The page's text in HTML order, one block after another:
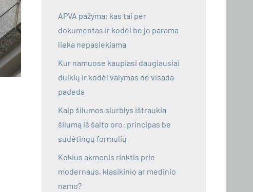
APVA pažyma: kas tai per
dokumentas ir kodėl be jo parama
lieka nepasiekiama
Kur namuose kaupiasi daugiausiai
dulkių ir kodėl valymas ne visada
padeda
Kaip šilumos siurblys ištraukia
šilumą iš šalto oro: principas be
sudėtingų formulių
Kokius akmenis rinktis prie
modernaus, klasikinio ar medinio
namo?